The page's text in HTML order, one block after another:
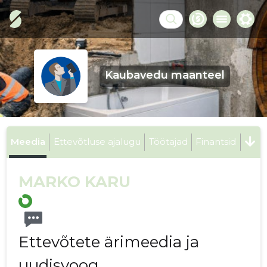
Kaubavedu maanteel
Meedia Ettevõtluse ajalugu Töötajad Finantsid
MARKO KARU
Ettevõtete ärimeedia ja